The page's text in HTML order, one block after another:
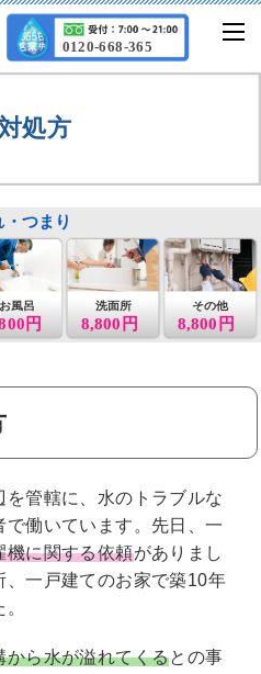
0120-668-365
処方
お風呂
円
洗面所
8,800円
その他
8,800円
つまり
管轄に、水のトラブルな
働いています。先日、一
機に関する依頼がありまし
、一戸建てのお家で築10年
から水が溢れてくるとの事